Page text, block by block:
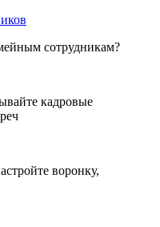
сотрудникам?
кадровые
воронку,